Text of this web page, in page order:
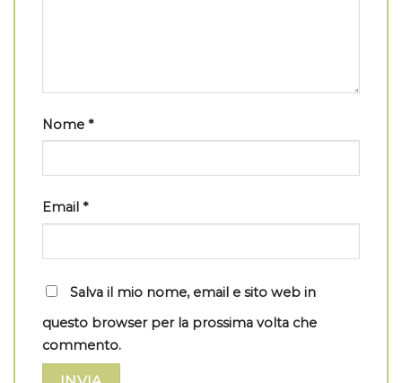
Nome *
Email *
Salva il mio nome, email e sito web in
questo browser per la prossima volta che
commento.